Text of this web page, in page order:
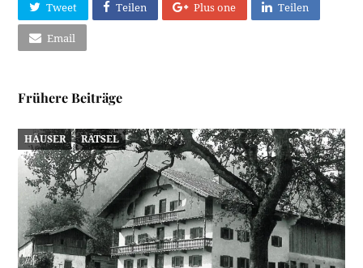
Tweet Teilen Plus one Teilen
Email
Frühere Beiträge
HÄUSER RÄTSEL